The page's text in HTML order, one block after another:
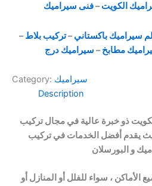
الكويت–فنى سيراميك
سيراميك باكستاني–تركيب بلاط–
مطابخ– سيراميك درج
Category: سيراميك
Description
ذو خبرة عالية في مجال تركيب
يقدم أفضل الخدمات في تركيب
و البورسلان
الأماكن ، سواء للفلل أو المنازل أو